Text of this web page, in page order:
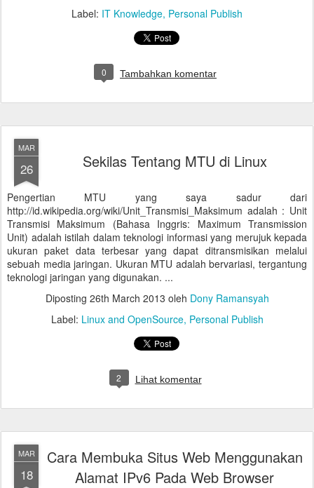
Label: IT Knowledge Personal Publish
0 Tambahkan komentar
MAR
26 Sekilas Tentang MTU di Linux
Pengertian MTU yang saya sadur dari
http://id.wikipedia.org/wiki/Unit_Transmisi_Maksimum adalah : Unit
Transmisi Maksimum (Bahasa Inggris: Maximum Transmission
Unit) adalah istilah dalam teknologi informasi yang merujuk kepada
ukuran paket data terbesar yang dapat ditransmisikan melalui
sebuah media jaringan. Ukuran MTU adalah bervariasi, tergantung
teknologi jaringan yang digunakan. ...
Diposting 26th March 2013 oleh Dony Ramansyah
Label: Linux and OpenSource Personal Publish
2 Lihat komentar
MAR
18
Cara Membuka Situs Web Menggunakan
Alamat IPv6 Pada Web Browser